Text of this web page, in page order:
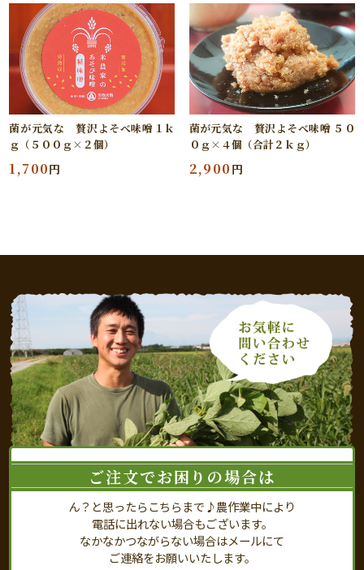
菌が元気な 贅沢よそべ味噌１ｋ
ｇ（５００ｇ×２個）
1,700円
菌が元気な 贅沢よそべ味噌 ５０
０ｇ×４個（合計２ｋｇ）
2,900円
ご注文でお困りの場合は
ん？と思ったらこちらまで♪農作業中により
電話に出れない場合もございます。
なかなかつながらない場合はメールにて
ご連絡をお願いいたします。